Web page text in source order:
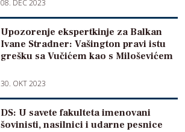
08. DEC 2023
Upozorenje ekspertkinje za Balkan
Ivane Stradner: Vašington pravi istu
grešku sa Vučićem kao s Miloševićem
30. OKT 2023
DS: U savete fakulteta imenovani
šovinisti, nasilnici i udarne pesnice